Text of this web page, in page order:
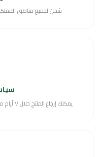
شحن لجميع مناطق المملكة
يمكنك إرجاع المنتج خلال ٧ أيام من الاستلام بشرط أن يكون في حالته الأصلية.